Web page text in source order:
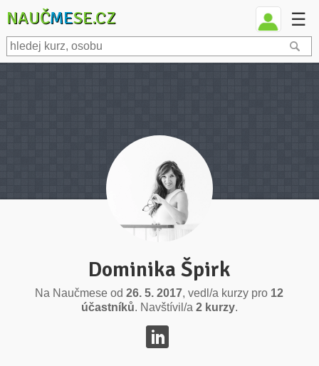
NAUČMESE.CZ ☰
Dominika Špirk
Na Naučmese od26. 5. 2017, vedl/a kurzy pro 12
účastníků. Navštívil/a 2 kurzy.